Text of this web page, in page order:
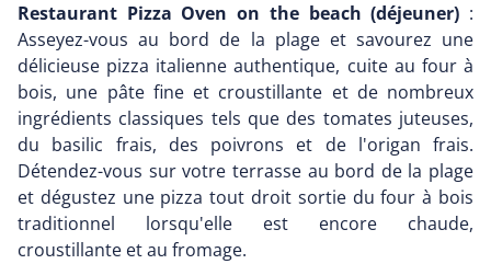
Restaurant Pizza Oven on the beach (déjeuner) :
Asseyez-vous au bord de la plage et savourez une
délicieuse pizza italienne authentique, cuite au four à
bois, une pâte fine et croustillante et de nombreux
ingrédients classiques tels que des tomates juteuses,
du basilic frais, des poivrons et de l'origan frais.
Détendez-vous sur votre terrasse au bord de la plage
et dégustez une pizza tout droit sortie du four à bois
traditionnel lorsqu'elle est encore chaude,
croustillante et au fromage.